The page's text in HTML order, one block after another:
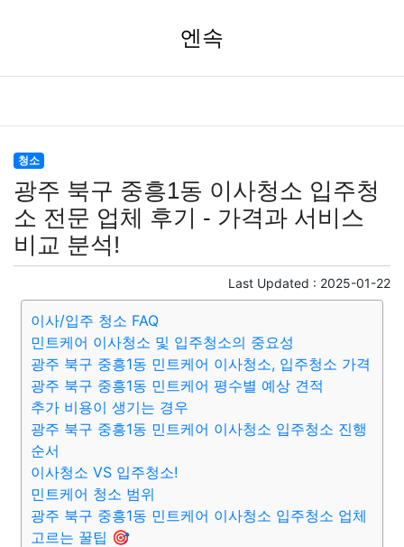
엔속
청소
광주 북구 중흥1동 이사청소 입주청
소 전문 업체 후기 - 가격과 서비스
비교 분석!
Last Updated : 2025-01-22
이사/입주 청소 FAQ
민트케어 이사청소 및 입주청소의 중요성
광주 북구 중흥1동 민트케어 이사청소, 입주청소 가격
광주 북구 중흥1동 민트케어 평수별 예상 견적
추가 비용이 생기는 경우
광주 북구 중흥1동 민트케어 이사청소 입주청소 진행
순서
이사청소 VS 입주청소!
민트케어 청소 범위
광주 북구 중흥1동 민트케어 이사청소 입주청소 업체
고르는 꿀팁 🎯